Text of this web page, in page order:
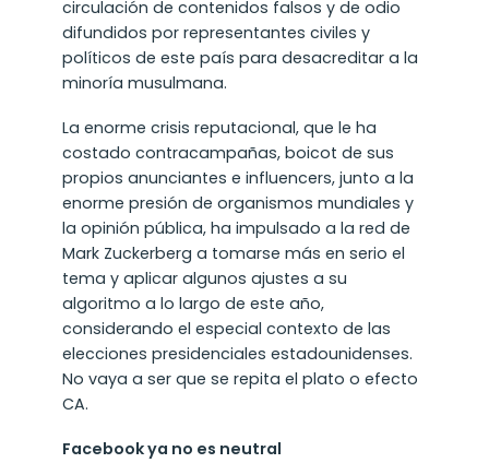
circulación de contenidos falsos y de odio
difundidos por representantes civiles y
políticos de este país para desacreditar a la
minoría musulmana.
La enorme crisis reputacional, que le ha
costado contracampañas, boicot de sus
propios anunciantes e influencers, junto a la
enorme presión de organismos mundiales y
la opinión pública, ha impulsado a la red de
Mark Zuckerberg a tomarse más en serio el
tema y aplicar algunos ajustes a su
algoritmo a lo largo de este año,
considerando el especial contexto de las
elecciones presidenciales estadounidenses.
No vaya a ser que se repita el plato o efecto
CA.
Facebook ya no es neutral